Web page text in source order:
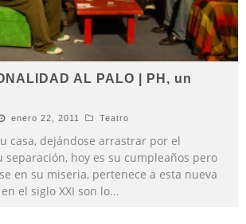
AL PALO | PH, un
enero 22, 2011 Teatro
casa, dejándose arrastrar por el
separación, hoy es su cumpleaños pero
en su miseria, pertenece a esta nueva
el siglo XXI son lo...